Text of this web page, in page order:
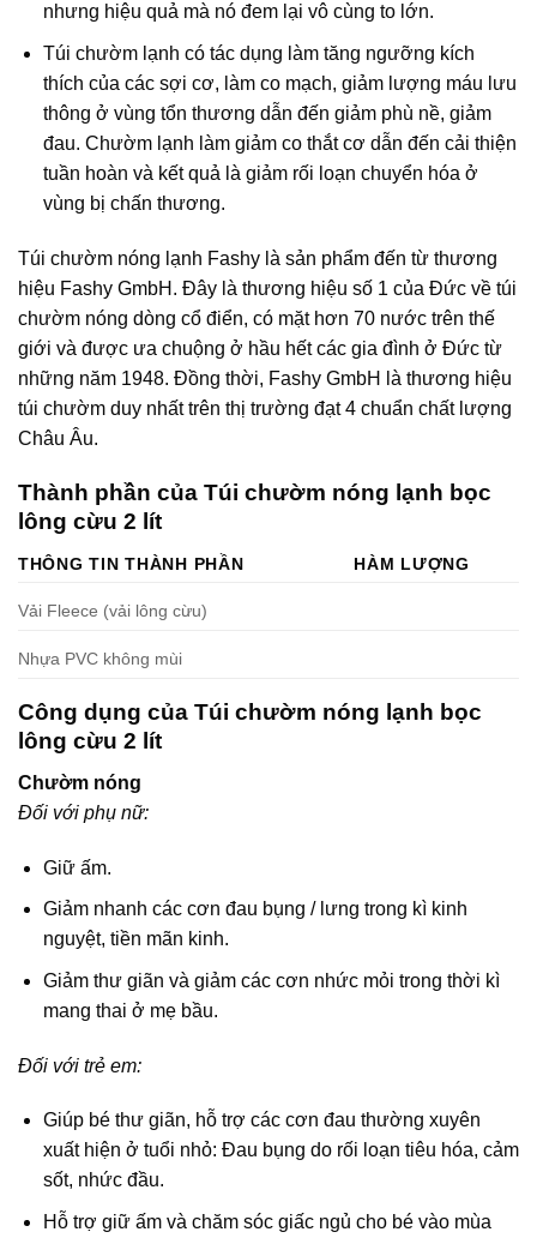
nhưng hiệu quả mà nó đem lại vô cùng to lớn.
Túi chườm lạnh có tác dụng làm tăng ngưỡng kích
thích của các sợi cơ, làm co mạch, giảm lượng máu lưu
thông ở vùng tổn thương dẫn đến giảm phù nề, giảm
đau. Chườm lạnh làm giảm co thắt cơ dẫn đến cải thiện
tuần hoàn và kết quả là giảm rối loạn chuyển hóa ở
vùng bị chấn thương.
Túi chườm nóng lạnh Fashy là sản phẩm đến từ thương
hiệu Fashy GmbH. Đây là thương hiệu số 1 của Đức về túi
chườm nóng dòng cổ điển, có mặt hơn 70 nước trên thế
giới và được ưa chuộng ở hầu hết các gia đình ở Đức từ
những năm 1948. Đồng thời, Fashy GmbH là thương hiệu
túi chườm duy nhất trên thị trường đạt 4 chuẩn chất lượng
Châu Âu.
Thành phần của Túi chườm nóng lạnh bọc
lông cừu 2 lít
THÔNG TIN THÀNH PHẦN HÀM LƯỢNG
Vải Fleece (vải lông cừu)
Nhựa PVC không mùi
Công dụng của Túi chườm nóng lạnh bọc
lông cừu 2 lít
Chườm nóng
Đối với phụ nữ:
Giữ ấm.
Giảm nhanh các cơn đau bụng / lưng trong kì kinh
nguyệt, tiền mãn kinh.
Giảm thư giãn và giảm các cơn nhức mỏi trong thời kì
mang thai ở mẹ bầu.
Đối với trẻ em:
Giúp bé thư giãn, hỗ trợ các cơn đau thường xuyên
xuất hiện ở tuổi nhỏ: Đau bụng do rối loạn tiêu hóa, cảm
sốt, nhức đầu.
Hỗ trợ giữ ấm và chăm sóc giấc ngủ cho bé vào mùa